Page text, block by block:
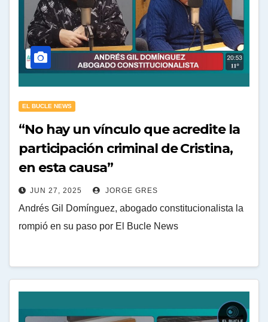
EL BUCLE NEWS
“No hay un vínculo que acredite la
participación criminal de Cristina,
en esta causa”
JUN 27, 2025 JORGE GRES
Andrés Gil Domínguez, abogado constitucionalista la
rompió en su paso por El Bucle News